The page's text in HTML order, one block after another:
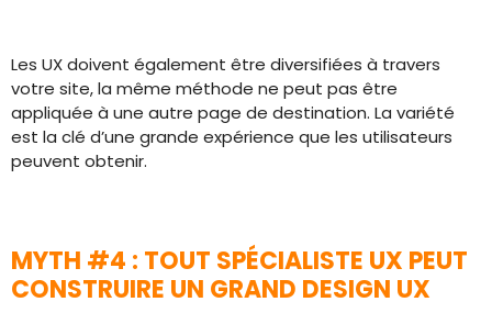
Les UX doivent également être diversifiées à travers
votre site, la même méthode ne peut pas être
appliquée à une autre page de destination. La variété
est la clé d’une grande expérience que les utilisateurs
peuvent obtenir.
MYTH #4 : TOUT SPÉCIALISTE UX PEUT
CONSTRUIRE UN GRAND DESIGN UX